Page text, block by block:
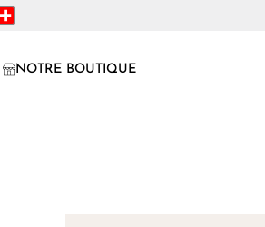
NOTRE BOUTIQUE